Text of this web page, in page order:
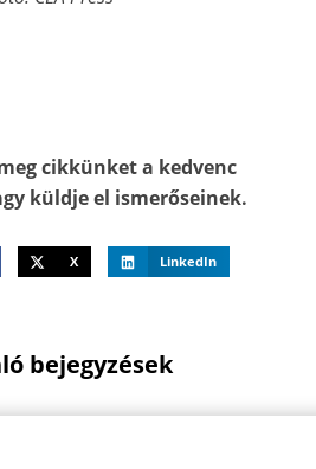
cikkünket a kedvenc
küldje el ismerőseinek.
X LinkedIn
bejegyzések